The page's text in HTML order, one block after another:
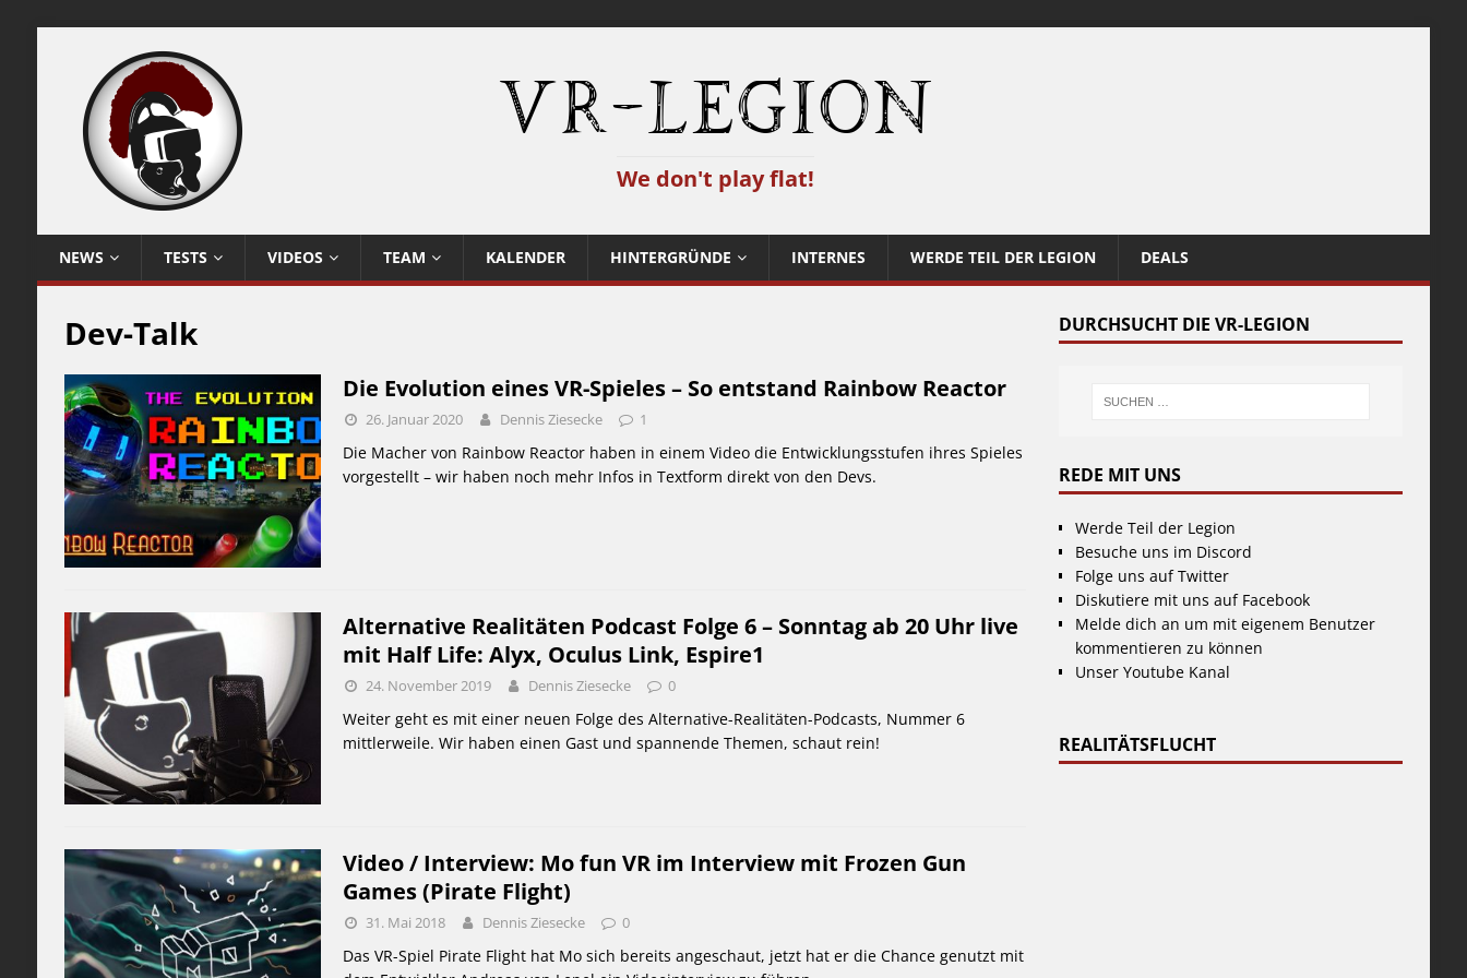
VR-Legion
We don't play flat!
NEWS TESTS VIDEOS TEAM KALENDER HINTERGRÜNDE INTERNES WERDE TEIL DER LEGION DEALS
Dev-Talk
Die Evolution eines VR-Spieles – So entstand Rainbow Reactor
26. Januar 2020 Dennis Ziesecke 1
Die Macher von Rainbow Reactor haben in einem Video die Entwicklungsstufen ihres Spieles
vorgestellt – wir haben noch mehr Infos in Textform direkt von den Devs.
Alternative Realitäten Podcast Folge 6 – Sonntag ab 20 Uhr live
mit Half Life: Alyx, Oculus Link, Espire1
24. November 2019 Dennis Ziesecke 0
Weiter geht es mit einer neuen Folge des Alternative-Realitäten-Podcasts, Nummer 6
mittlerweile. Wir haben einen Gast und spannende Themen, schaut rein!
Video / Interview: Mo fun VR im Interview mit Frozen Gun
Games (Pirate Flight)
31. Mai 2018 Dennis Ziesecke 0
Das VR-Spiel Pirate Flight hat Mo sich bereits angeschaut, jetzt hat er die Chance genutzt mit
DURCHSUCHT DIE VR-LEGION
REDE MIT UNS
Werde Teil der Legion
Besuche uns im Discord
Folge uns auf Twitter
Diskutiere mit uns auf Facebook
Melde dich an um mit eigenem Benutzer
kommentieren zu können
Unser Youtube Kanal
REALITÄTSFLUCHT